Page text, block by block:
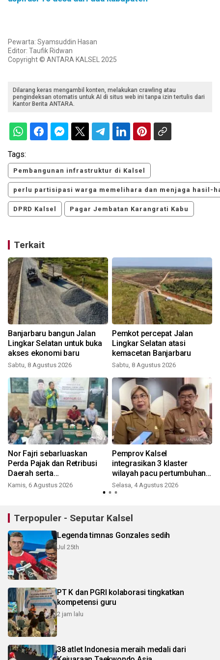
Pewarta: Syamsuddin Hasan
Editor: Taufik Ridwan
Copyright © ANTARA KALSEL 2025
Dilarang keras mengambil konten, melakukan crawling atau
pengindeksan otomatis untuk AI di situs web ini tanpa izin tertulis dari
Kantor Berita ANTARA.
Tags:
Pembangunan infrastruktur di Kalsel
perlu partisipasi warga memelihara dan menjaga hasil-
DPRD Kalsel Pagar Jembatan Karangrati Kabu
Terkait
Banjarbaru bangun Jalan
Lingkar Selatan untuk buka
akses ekonomi baru
Sabtu, 8 Agustus 2026
Pemkot percepat Jalan
Lingkar Selatan atasi
kemacetan Banjarbaru
Sabtu, 8 Agustus 2026
Nor Fajri sebarluaskan
Perda Pajak dan Retribusi
Daerah serta
Penyelenggaraan
Kamis, 6 Agustus 2026
Pemprov Kalsel
integrasikan 3 klaster
wilayah pacu pertumbuhan
ekonomi
Selasa, 4 Agustus 2026
Terpopuler - Seputar Kalsel
Legenda timnas Gonzales sedih
Jul 25th
PT K dan PGRI kolaborasi tingkatkan
kompetensi guru
2 jam lalu
38 atlet Indonesia meraih medali dari